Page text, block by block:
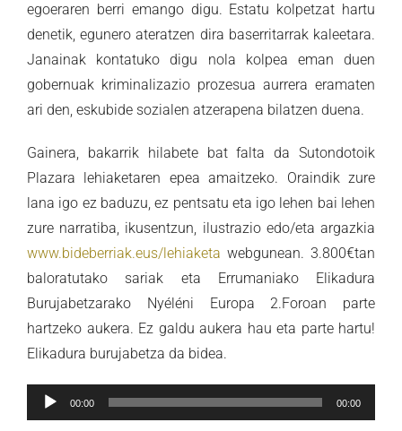
egoeraren berri emango digu. Estatu kolpetzat hartu
denetik, egunero ateratzen dira baserritarrak kaleetara.
Janainak kontatuko digu nola kolpea eman duen
gobernuak kriminalizazio prozesua aurrera eramaten
ari den, eskubide sozialen atzerapena bilatzen duena.
Gainera, bakarrik hilabete bat falta da Sutondotoik
Plazara lehiaketaren epea amaitzeko. Oraindik zure
lana igo ez baduzu, ez pentsatu eta igo lehen bai lehen
zure narratiba, ikusentzun, ilustrazio edo/eta argazkia
www.bideberriak.eus/lehiaketa webgunean. 3.800€tan
baloratutako sariak eta Errumaniako Elikadura
Burujabetzarako Nyéléni Europa 2.Foroan parte
hartzeko aukera. Ez galdu aukera hau eta parte hartu!
Elikadura burujabetza da bidea.
Soinu
erreproduzigailua
00:00 00:00